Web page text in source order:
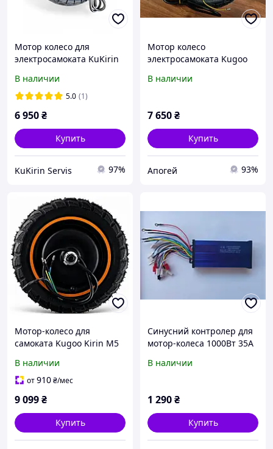
Мотор колесо для
электросамоката KuKirin
1000W
В наличии
5.0 (1)
6 950₴
Купить
KuKirin Servis 97%
Мотор колесо
электросамоката Kugoo
В наличии
7 650₴
Купить
Апогей 93%
Мотор-колесо для
самоката Kugoo Kirin M5
В наличии
от910₴/мес
9 099₴
Купить
Синусний контролер для
мотор-колеса 1000Вт 35А
для електровелосипеда
В наличии
1 290₴
Купить